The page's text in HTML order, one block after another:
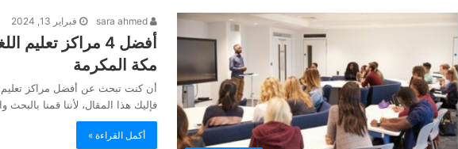
فبراير 13, 2024
أفضل 4 مراكز تعليم
مكة المكرمة
أن كنت تبحث عن أفضل مراكز تعليم
فإليك هذا المقال، لأننا قمنا بالبحث
أكمل القراءة »